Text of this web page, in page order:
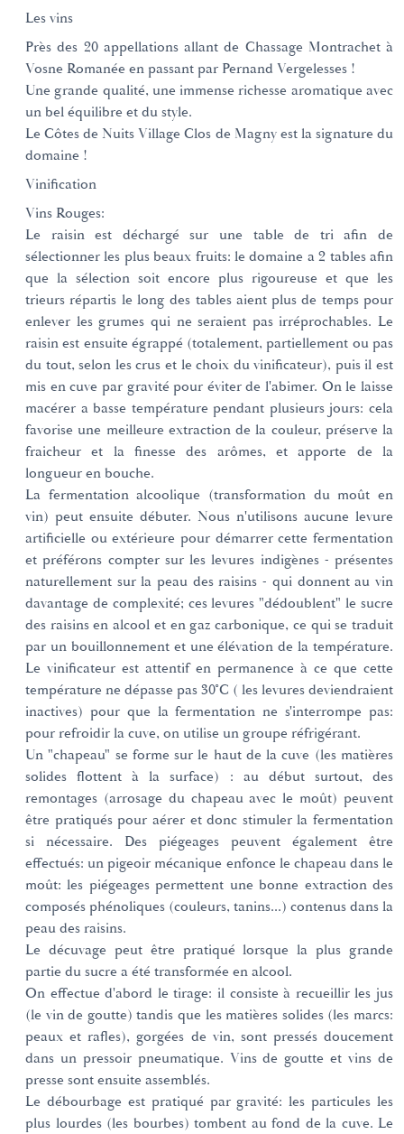
Les vins
Près des 20 appellations allant de Chassage Montrachet à
Vosne Romanée en passant par Pernand Vergelesses !
Une grande qualité, une immense richesse aromatique avec
un bel équilibre et du style.
Le Côtes de Nuits Village Clos de Magny est la signature du
domaine !
Vinification
Vins Rouges:
Le raisin est déchargé sur une table de tri afin de
sélectionner les plus beaux fruits: le domaine a 2 tables afin
que la sélection soit encore plus rigoureuse et que les
trieurs répartis le long des tables aient plus de temps pour
enlever les grumes qui ne seraient pas irréprochables. Le
raisin est ensuite égrappé (totalement, partiellement ou pas
du tout, selon les crus et le choix du vinificateur), puis il est
mis en cuve par gravité pour éviter de l'abimer. On le laisse
macérer a basse température pendant plusieurs jours: cela
favorise une meilleure extraction de la couleur, préserve la
fraicheur et la finesse des arômes, et apporte de la
longueur en bouche.
La fermentation alcoolique (transformation du moût en
vin) peut ensuite débuter. Nous n'utilisons aucune levure
artificielle ou extérieure pour démarrer cette fermentation
et préférons compter sur les levures indigènes - présentes
naturellement sur la peau des raisins - qui donnent au vin
davantage de complexité; ces levures "dédoublent" le sucre
des raisins en alcool et en gaz carbonique, ce qui se traduit
par un bouillonnement et une élévation de la température.
Le vinificateur est attentif en permanence à ce que cette
température ne dépasse pas 30°C ( les levures deviendraient
inactives) pour que la fermentation ne s'interrompe pas:
pour refroidir la cuve, on utilise un groupe réfrigérant.
Un "chapeau" se forme sur le haut de la cuve (les matières
solides flottent à la surface) : au début surtout, des
remontages (arrosage du chapeau avec le moût) peuvent
être pratiqués pour aérer et donc stimuler la fermentation
si nécessaire. Des piégeages peuvent également être
effectués: un pigeoir mécanique enfonce le chapeau dans le
moût: les piégeages permettent une bonne extraction des
composés phénoliques (couleurs, tanins...) contenus dans la
peau des raisins.
Le décuvage peut être pratiqué lorsque la plus grande
partie du sucre a été transformée en alcool.
On effectue d'abord le tirage: il consiste à recueillir les jus
(le vin de goutte) tandis que les matières solides (les marcs:
peaux et rafles), gorgées de vin, sont pressés doucement
dans un pressoir pneumatique. Vins de goutte et vins de
presse sont ensuite assemblés.
Le débourbage est pratiqué par gravité: les particules les
plus lourdes (les bourbes) tombent au fond de la cuve. Le